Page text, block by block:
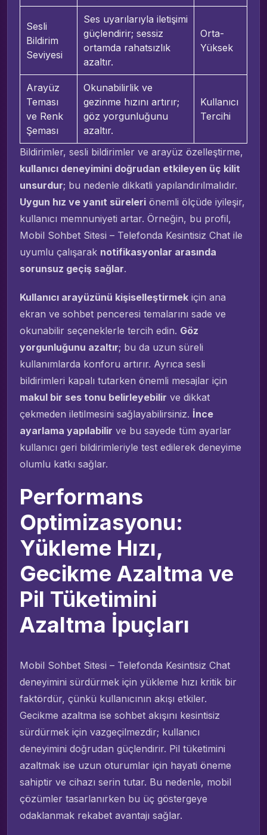
Sesli
Bildirim
Seviyesi
Ses uyarılarıyla iletişimi
güçlendirir; sessiz
ortamda rahatsızlık
azaltır.
Orta-
Yüksek
Arayüz
Teması
ve Renk
Şeması
Okunabilirlik ve
gezinme hızını artırır;
göz yorgunluğunu
azaltır.
Kullanıcı
Tercihi
Bildirimler, sesli bildirimler ve arayüz özelleştirme,
kullanıcı deneyimini doğrudan etkileyen üç kilit
unsurdur; bu nedenle dikkatli yapılandırılmalıdır.
Uygun hız ve yanıt süreleri önemli ölçüde iyileşir,
kullanıcı memnuniyeti artar. Örneğin, bu profil,
Mobil Sohbet Sitesi – Telefonda Kesintisiz Chat ile
uyumlu çalışarak notifikasyonlar arasında
sorunsuz geçiş sağlar.
Kullanıcı arayüzünü kişiselleştirmek için ana
ekran ve sohbet penceresi temalarını sade ve
okunabilir seçeneklerle tercih edin. Göz
yorgunluğunu azaltır; bu da uzun süreli
kullanımlarda konforu artırır. Ayrıca sesli
bildirimleri kapalı tutarken önemli mesajlar için
makul bir ses tonu belirleyebilir ve dikkat
çekmeden iletilmesini sağlayabilirsiniz. İnce
ayarlama yapılabilir ve bu sayede tüm ayarlar
kullanıcı geri bildirimleriyle test edilerek deneyime
olumlu katkı sağlar.
Performans
Optimizasyonu:
Yükleme Hızı,
Gecikme Azaltma ve
Pil Tüketimini
Azaltma İpuçları
Mobil Sohbet Sitesi – Telefonda Kesintisiz Chat
deneyimini sürdürmek için yükleme hızı kritik bir
faktördür, çünkü kullanıcının akışı etkiler.
Gecikme azaltma ise sohbet akışını kesintisiz
sürdürmek için vazgeçilmezdir; kullanıcı
deneyimini doğrudan güçlendirir. Pil tüketimini
azaltmak ise uzun oturumlar için hayati öneme
sahiptir ve cihazı serin tutar. Bu nedenle, mobil
çözümler tasarlanırken bu üç göstergeye
odaklanmak rekabet avantajı sağlar.